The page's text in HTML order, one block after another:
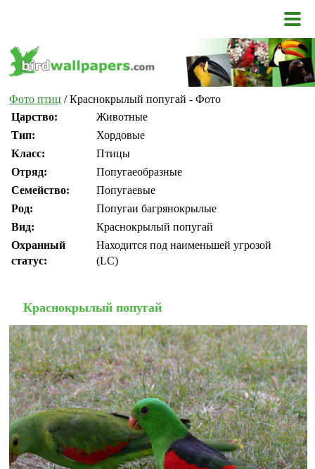
Фото птиц / Краснокрылый попугай - Фото
Царство:
Животные
Тип:
Хордовые
Класс:
Птицы
Отряд:
Попугаеобразные
Семейство:
Попугаевые
Род:
Попугаи багрянокрылые
Вид:
Краснокрылый попугай
Охранный
статус:
Находится под наименьшей угрозой
(LC)
Краснокрылый попугай